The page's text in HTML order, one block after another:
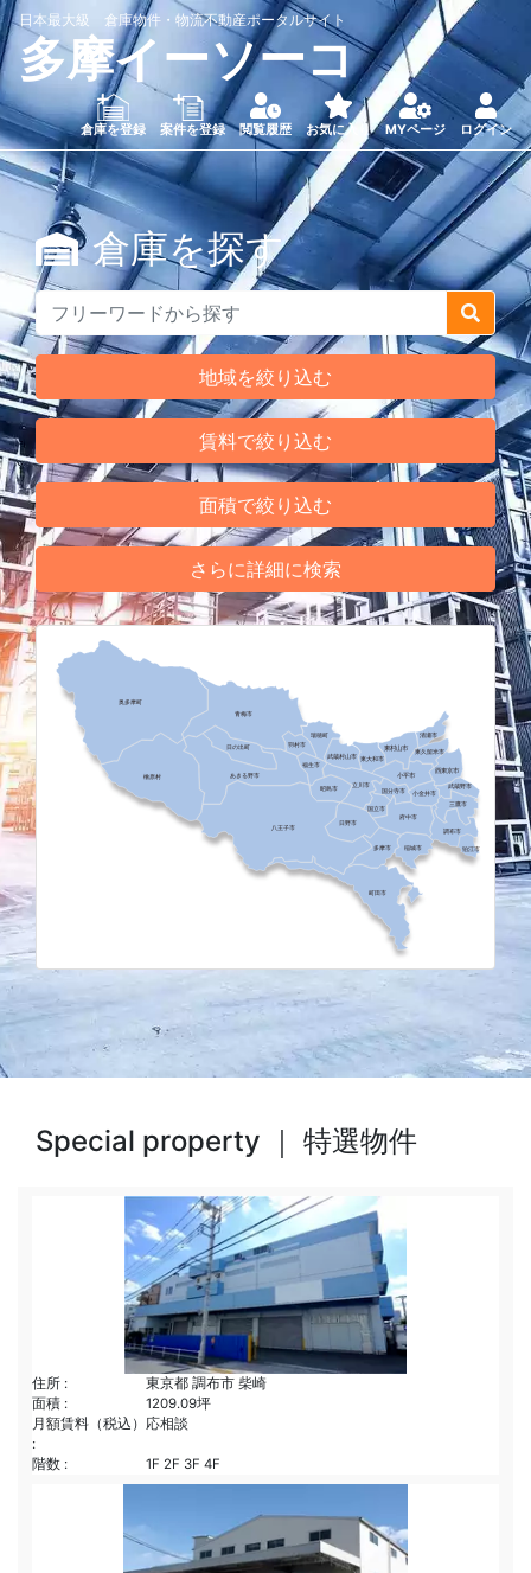
日本最大級 倉庫物件・物流不動産ポータルサイト
多摩イーソーコ
倉庫を登録 案件を登録 閲覧履歴 お気に入り MYページ ログイン
倉庫を探す
地域を絞り込む
賃料で絞り込む
面積で絞り込む
さらに詳細に検索
檜原村
日の出町
あきる野市
町田市
瑞穂町
羽村市
福生市
昭島市 立川市
国分寺市
小平市
西東京市
奥多摩町
日野市
八王子市
国立市
狛江市
稲城市
調布市
多摩市
東久留米市
武蔵野市
東村山市
清瀬市
府中市
小金井市
三鷹市
武蔵村山市
青梅市
東大和市
Special property ｜ 特選物件
住所 :
東京都 調布市 柴崎
面積 :
1209.09坪
月額賃料（税込）
:
応相談
階数 : 1F 2F 3F 4F